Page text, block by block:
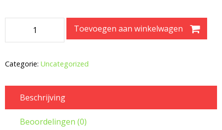
Toevoegen aan winkelwagen
Categorie: Uncategorized
Beschrijving
Beoordelingen (0)